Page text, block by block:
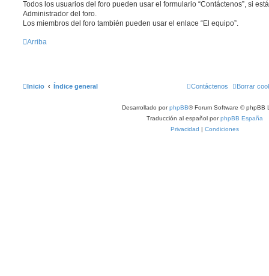
Todos los usuarios del foro pueden usar el formulario “Contáctenos”, si
Administrador del foro.
Los miembros del foro también pueden usar el enlace “El equipo”.
Arriba
Inicio Índice general Borrar
Contáctenos
Desarrollado porphpBB® Forum Software © phpBB
Traducción al español porphpBB España
Privacidad | Condiciones